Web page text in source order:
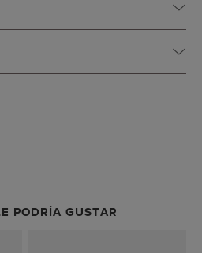
PODRÍA GUSTAR